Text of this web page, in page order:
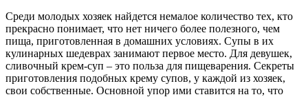
Среди молодых хозяек найдется немалое количество тех, кто
прекрасно понимает, что нет ничего более полезного, чем
пища, приготовленная в домашних условиях. Супы в их
кулинарных шедеврах занимают первое место. Для девушек,
сливочный крем-суп – это польза для пищеварения. Секреты
приготовления подобных крему супов, у каждой из хозяек,
свои собственные. Основной упор ими ставится на то, что